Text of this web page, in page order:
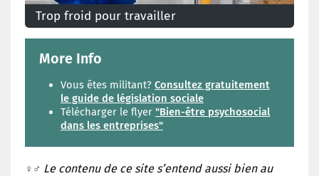
Trop froid pour travailler
Quand fait-il trop froid pour travailler et que doit
More Info
Vous êtes militant? Consultez gratuitement
le guide de législation sociale
Télécharger le flyer "Bien-être psychosocial
dans les entreprises"
♀️♂️ Le contenu de ce site s’entend aussi bien au